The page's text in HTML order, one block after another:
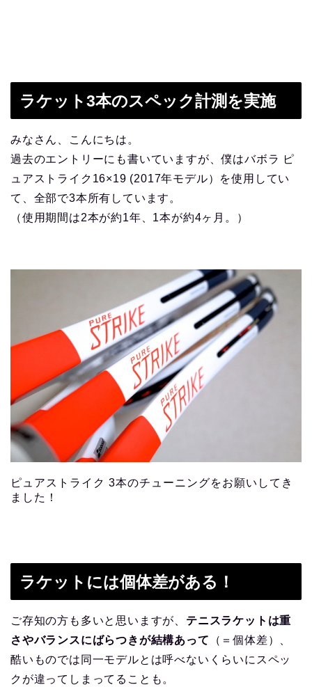
ラケット3本のスペック計測を実施
みなさん、こんにちは。
過去のエントリーにも書いていますが、僕はバボラ ピ
ュアストライク16×19 (2017年モデル）を使用してい
て、全部で3本所有しています。
（使用期間は2本が約1年、1本が約4ヶ月。）
ピュアストライク 3本のチューニングをお願いしてき
ました！
ラケットには個体差がある！
ご存知の方も多いと思いますが、 テニスラケットは重
さやバランスにばらつきが結構あって （＝個体差）、
酷いものでは同一モデルとは呼べないくらいにスペッ
クが違ってしまってることも。